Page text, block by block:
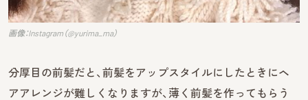
画像：Instagram（@yurima_ma）
分厚目の前髪だと、前髪をアップスタイルにしたときにヘ
アアレンジが難しくなりますが、薄く前髪を作ってもらう